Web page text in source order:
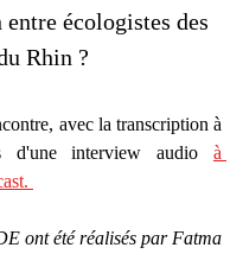
écologistes des
Rhin ?
avec la transcription à
d'une interview audio à
ont été réalisés par Fatma